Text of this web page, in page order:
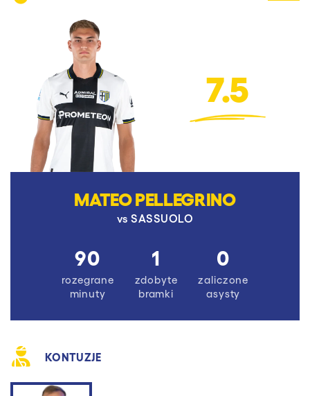
7.5
MATEO PELLEGRINO
vsSASSUOLO
90
rozegrane
minuty
1
zdobyte
bramki
0
zaliczone
asysty
KONTUZJE